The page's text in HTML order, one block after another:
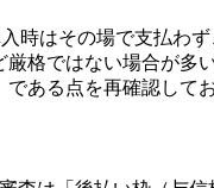
時はその場で支払わ
格ではない場合が
ある点を再確認して